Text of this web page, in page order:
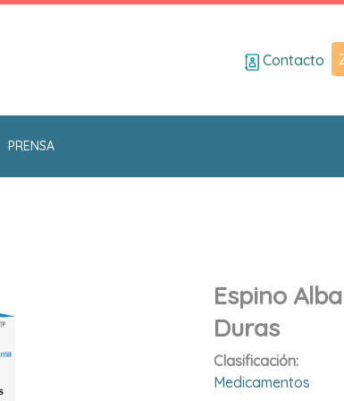
Contacto
PRENSA
Espino
Duras
Clasificación:
Medicamentos